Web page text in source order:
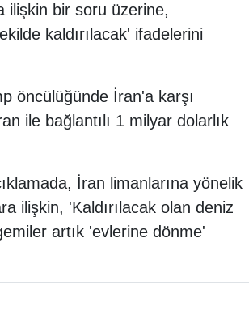
ilişkin bir soru üzerine,
kaldırılacak' ifadelerini
öncülüğünde İran'a karşı
ile bağlantılı 1 milyar dolarlık
İran limanlarına yönelik
ilişkin, 'Kaldırılacak olan deniz
artık 'evlerine dönme'